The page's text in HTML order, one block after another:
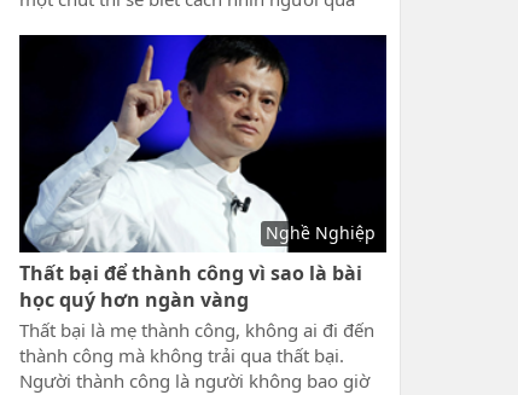
đàn bà phụ nữ. Không cần quá tốn nhiều
công sức để suy đoán lòng người, thường
thì những đặc điểm thể hiện rõ nhân cách
và tính cách của một người đều trên khuôn
qua thông qua những đường nét là nhìn là
biết ngay
Nghề Nghiệp
Thất bại để thành công vì sao là bài
học quý hơn ngàn vàng
Thất bại là mẹ thành công, không ai đi đến
thành công mà không trải qua thất bại.
Người thành công là người không bao giờ